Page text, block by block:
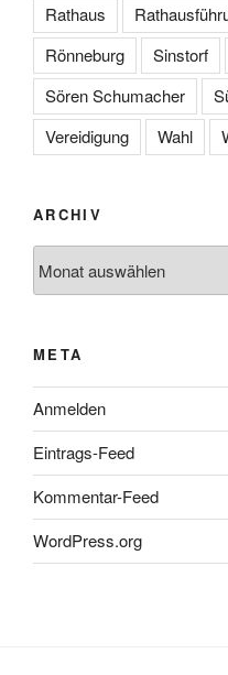
Rathaus
Rönneburg
Sinstorf
Sören Schumacher
Vereidigung
Wahl
ARCHIV
META
Anmelden
Eintrags-Feed
Kommentar-Feed
WordPress.org